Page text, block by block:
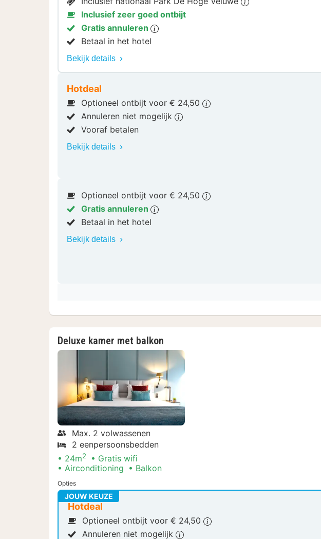
Inclusief zeer goed ontbijt
Gratis annuleren
Betaal in het hotel
Bekijk details
Hotdeal
Optioneel ontbijt voor € 24,50
Annuleren niet mogelijk
Vooraf betalen
Bekijk details
Optioneel ontbijt voor € 24,50
Gratis annuleren
Betaal in het hotel
Bekijk details
Deluxe kamer met balkon
Max. 2 volwassenen
2 eenpersoonsbedden
24m2
Gratis wifi
Airconditioning
Balkon
Opties
JOUW KEUZE
Hotdeal
Optioneel ontbijt voor € 24,50
Annuleren niet mogelijk